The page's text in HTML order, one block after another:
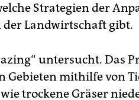
Strategien der
der Landwirtschaft gibt.
untersucht. Das
Gebieten mithilfe von
trockene Gräser